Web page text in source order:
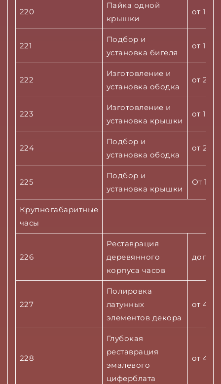
220
Пайка одной
крышки
от
221
Подбор и
установка бигеля
от
222
Изготовление и
установка ободка
от
223
Изготовление и
установка крышки
от
224
Подбор и
установка ободка
от
225
Подбор и
установка крышки
От
Крупногабаритные
часы
226
Реставрация
деревянного
корпуса часов
дог.
227
Полировка
латунных
элементов декора
от
228
Глубокая
реставрация
эмалевого
циферблата
от